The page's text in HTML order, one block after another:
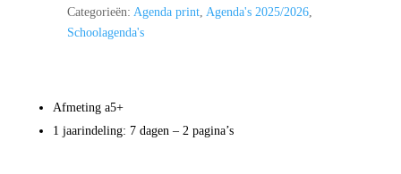
Categorieën: Agenda print, Agenda's 2025/2026,
Schoolagenda's
Afmeting a5+
1 jaarindeling: 7 dagen – 2 pagina’s